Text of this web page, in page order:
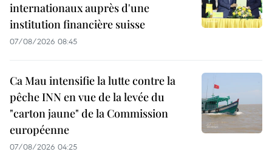
internationaux auprès d'une
institution financière suisse
07/08/2026 08:45
Ca Mau intensifie la lutte contre la
pêche INN en vue de la levée du
"carton jaune" de la Commission
européenne
07/08/2026 04:25